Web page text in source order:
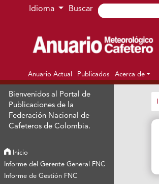
Ir al menú de navegación principal
Ir al contenido principal
Ir al pie de página del sitio
Idioma Buscar
Anuario Actual Publicados Acerca de
Bienvenidos al Portal de
Publicaciones de la
Federación Nacional de
Cafeteros de Colombia.
Inicio
Informe del Gerente General FNC
Informe de Gestión FNC